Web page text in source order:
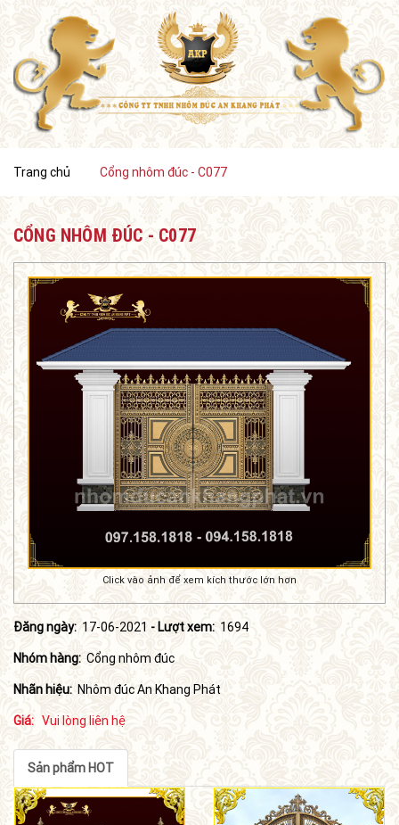
Trang chủ Cổng nhôm đúc - C077
CỔNG NHÔM ĐÚC - C077
Click vào ảnh để xem kích thước lớn hơn
Đăng ngày: 17-06-2021 - Lượt xem: 1694
Nhóm hàng: Cổng nhôm đúc
Nhãn hiệu: Nhôm đúc An Khang Phát
Giá: Vui lòng liên hệ
Sản phẩm HOT